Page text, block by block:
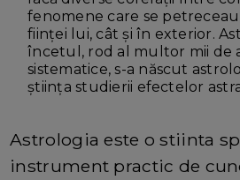
fenomene care se
fiinţei lui, cât şi în exterior.
încetul, rod al multor mii de
sistematice, s-a născut
ştiinţa studierii efectelor
Astrologia este o stiinta
instrument practic de